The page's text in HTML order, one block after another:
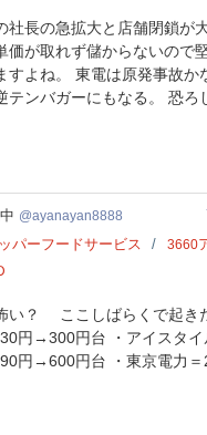
長の急拡大と店舗閉鎖が
価が取れず儲からないので
すよね。 東電は原発事故
テンバガーにもなる。 恐ろ
ayanayan8888
パーフードサービス 3660
い？ ここしばらくで起き
円→300円台 ・アイスタイ
円→600円台 ・東京電力